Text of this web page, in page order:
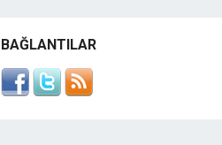
BAĞLANTILAR